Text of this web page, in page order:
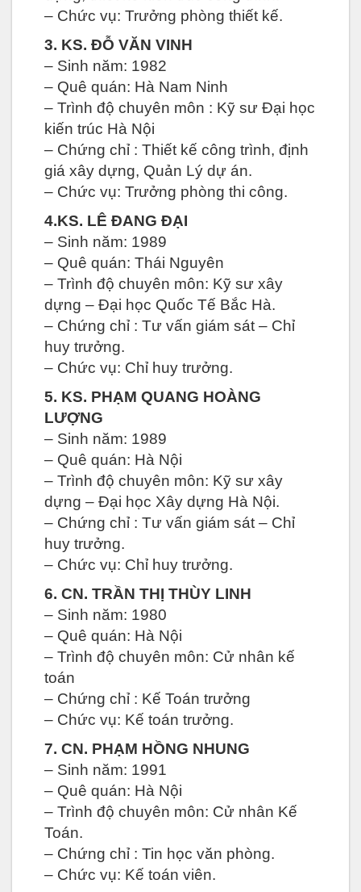
– Chức vụ: Trưởng phòng thiết kế.
3. KS. ĐỖ VĂN VINH
– Sinh năm: 1982
– Quê quán: Hà Nam Ninh
– Trình độ chuyên môn : Kỹ sư Đại học
kiến trúc Hà Nội
– Chứng chỉ : Thiết kế công trình, định
giá xây dựng, Quản Lý dự án.
– Chức vụ: Trưởng phòng thi công.
4.KS. LÊ ĐANG ĐẠI
– Sinh năm: 1989
– Quê quán: Thái Nguyên
– Trình độ chuyên môn: Kỹ sư xây
dựng – Đại học Quốc Tế Bắc Hà.
– Chứng chỉ : Tư vấn giám sát – Chỉ
huy trưởng.
– Chức vụ: Chỉ huy trưởng.
5. KS. PHẠM QUANG HOÀNG
LƯỢNG
– Sinh năm: 1989
– Quê quán: Hà Nội
– Trình độ chuyên môn: Kỹ sư xây
dựng – Đại học Xây dựng Hà Nội.
– Chứng chỉ : Tư vấn giám sát – Chỉ
huy trưởng.
– Chức vụ: Chỉ huy trưởng.
6. CN. TRẦN THỊ THÙY LINH
– Sinh năm: 1980
– Quê quán: Hà Nội
– Trình độ chuyên môn: Cử nhân kế
toán
– Chứng chỉ : Kế Toán trưởng
– Chức vụ: Kế toán trưởng.
7. CN. PHẠM HỒNG NHUNG
– Sinh năm: 1991
– Quê quán: Hà Nội
– Trình độ chuyên môn: Cử nhân Kế
Toán.
– Chứng chỉ : Tin học văn phòng.
– Chức vụ: Kế toán viên.